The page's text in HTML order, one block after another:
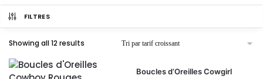
FILTRES
Showing all 12 results
Boucles d’Oreilles Cowgirl